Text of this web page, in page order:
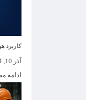
کاربرد
آذر 10, 1404
ادامه